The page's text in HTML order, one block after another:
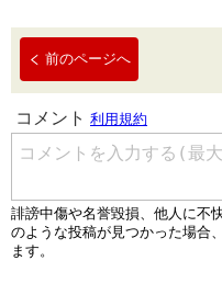
前のページへ